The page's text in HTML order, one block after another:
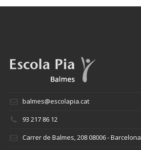
balmes@escolapia.cat
93 217 86 12
Carrer de Balmes, 208 08006 - Barcelona